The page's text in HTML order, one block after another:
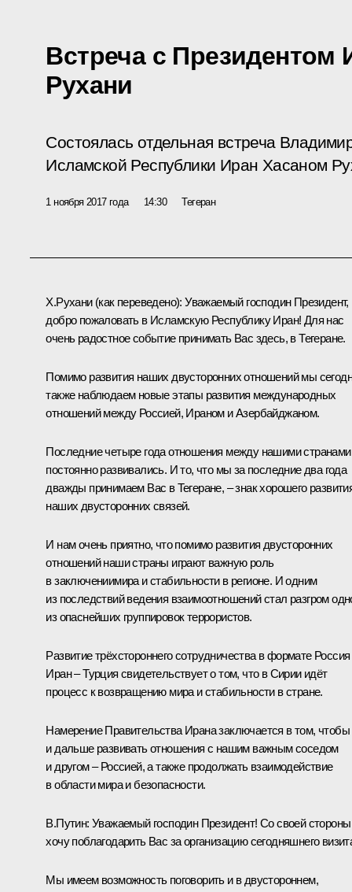
Встреча с Президентом
Рухани
Состоялась отдельная встреча
Исламской Республики Иран Хасаном
1 ноября 2017 года 14:30 Тегеран
Х.Рухани (как переведено): Уважаемый господин Президент,
добро пожаловать в Исламскую Республику Иран! Для нас
очень радостное событие принимать Вас здесь, в Тегеране.
Помимо развития наших двусторонних отношений мы
также наблюдаем новые этапы развития международных
отношений между Россией, Ираном и Азербайджаном.
Последние четыре года отношения между нашими странами
постоянно развивались. И то, что мы за последние два года
дважды принимаем Вас в Тегеране, – знак хорошего
наших двусторонних связей.
И нам очень приятно, что помимо развития двусторонних
отношений наши страны играют важную роль
в заключениимира и стабильности в регионе. И одним
из последствий ведения взаимоотношений стал разгром
из опаснейших группировок террористов.
Развитие трёхстороннего сотрудничества в формате Россия
Иран – Турция свидетельствует о том, что в Сирии идёт
процесс к возвращению мира и стабильности в стране.
Намерение Правительства Ирана заключается в том, чтобы
и дальше развивать отношения с нашим важным соседом
и другом – Россией, а также продолжать взаимодействие
в области мира и безопасности.
В.Путин: Уважаемый господин Президент! Со своей стороны
хочу поблагодарить Вас за организацию сегодняшнего
Мы имеем возможность поговорить и в двустороннем,